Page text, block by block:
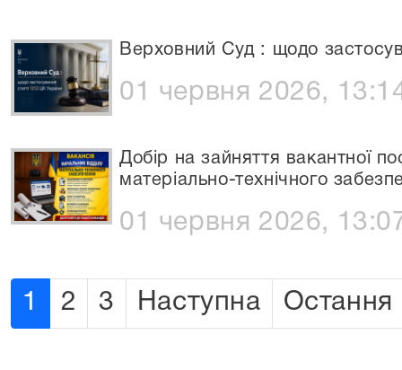
Верховний Суд : щодо
01 червня 2026,
Добір на зайняття вакантної
матеріально-технічного
01 червня 2026,
1 2 3 Наступна Остання